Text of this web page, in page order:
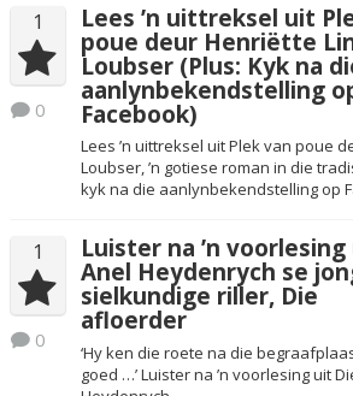
1
0
Lees ’n uittreksel uit
poue deur Henriëtte
Loubser (Plus: Kyk na
aanlynbekendstelling
Facebook)
Lees ’n uittreksel uit Plek van poue
Loubser, ’n gotiese roman in die
kyk na die aanlynbekendstelling op
1
0
Luister na ’n
Anel Heydenrych se
sielkundige riller, Die
afloerder
‘Hy ken die roete na die
goed …’ Luister na ’n voorlesing uit